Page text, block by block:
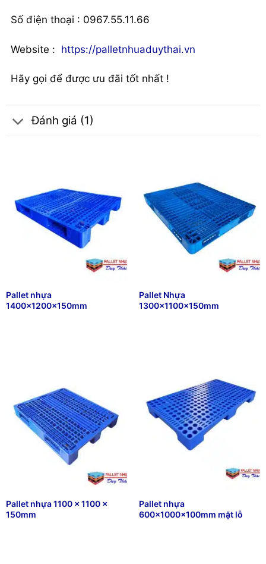
Số điện thoại : 0967.55.11.66
Website : https://palletnhuaduythai.vn
Hãy gọi để được ưu đãi tốt nhất !
Đánh giá (1)
Pallet nhựa
1400x1200x150mm
Pallet Nhựa
1300x1100x150mm
Pallet nhựa 1100 x 1100 x
150mm
Pallet nhựa
600x1000x100mm mặt lỗ